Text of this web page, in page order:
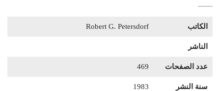
الكاتب Robert G. Petersdorf
الناشر
عدد الصفحات 469
سنة النشر 1983